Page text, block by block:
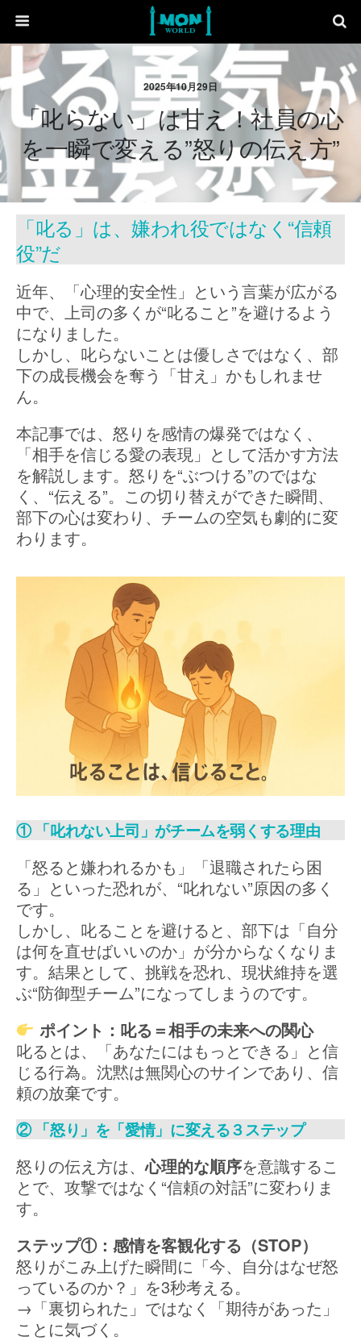
2025年10月29日
「叱らない」は甘え！社員の心
を一瞬で変える”怒りの伝え方”
「叱る」は、嫌われ役ではなく“信頼
役”だ
近年、「心理的安全性」という言葉が広がる
中で、上司の多くが“叱ること”を避けるよう
になりました。
しかし、叱らないことは優しさではなく、部
下の成長機会を奪う「甘え」かもしれませ
ん。
本記事では、怒りを感情の爆発ではなく、
「相手を信じる愛の表現」として活かす方法
を解説します。怒りを“ぶつける”のではな
く、“伝える”。この切り替えができた瞬間、
部下の心は変わり、チームの空気も劇的に変
わります。
① 「叱れない上司」がチームを弱くする理由
「怒ると嫌われるかも」「退職されたら困
る」といった恐れが、“叱れない”原因の多く
です。
しかし、叱ることを避けると、部下は「自分
は何を直せばいいのか」が分からなくなりま
す。結果として、挑戦を恐れ、現状維持を選
ぶ“防御型チーム”になってしまうのです。
ポイント：叱る＝相手の未来への関心
叱るとは、「あなたにはもっとできる」と信
じる行為。沈黙は無関心のサインであり、信
頼の放棄です。
② 「怒り」を「愛情」に変える３ステップ
怒りの伝え方は、心理的な順序を意識するこ
とで、攻撃ではなく“信頼の対話”に変わりま
す。
ステップ①：感情を客観化する（STOP）
怒りがこみ上げた瞬間に「今、自分はなぜ怒
っているのか？」を3秒考える。
→「裏切られた」ではなく「期待があった」
ことに気づく。